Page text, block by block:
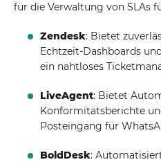
für die Verwaltung von SLAs
Zendesk: Bietet
Echtzeit-Dashboards
ein nahtloses
LiveAgent: Bietet
Konformitätsberichte
Posteingang für
BoldDesk: